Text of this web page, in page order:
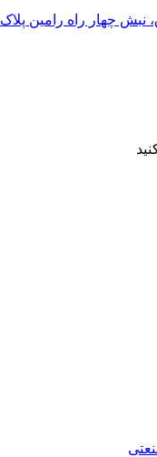
304 مجموعه راه اندازی صفرتا صد فست فود